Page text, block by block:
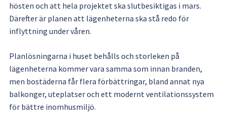
hösten och att hela projektet ska slutbesiktigas i mars.
Därefter är planen att lägenheterna ska stå redo för
inflyttning under våren.
Planlösningarna i huset behålls och storleken på
lägenheterna kommer vara samma som innan branden,
men bostäderna får flera förbättringar, bland annat nya
balkonger, uteplatser och ett modernt ventilationssystem
för bättre inomhusmiljö.